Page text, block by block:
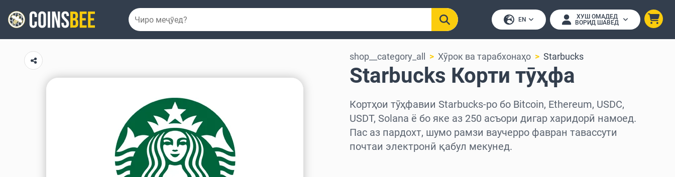
EN
ХУШ ОМАДЕД
ВОРИД ШАВЕД
shop__category_all Хӯрок ва тарабхонаҳо Starbucks
Starbucks Корти тӯҳфа
Кортҳои тӯҳфавии Starbucks-ро бо Bitcoin, Ethereum, USDC,
USDT, Solana ё бо яке аз 250 асъори дигар харидорӣ намоед.
Пас аз пардохт, шумо рамзи ваучерро фавран тавассути
почтаи электронӣ қабул мекунед.